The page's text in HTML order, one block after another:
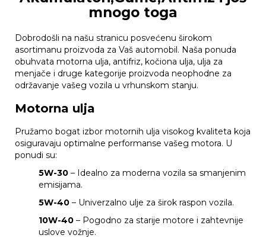
mnogo toga
Dobrodošli na našu stranicu posvećenu širokom
asortimanu proizvoda za Vaš automobil. Naša ponuda
obuhvata motorna ulja, antifriz, kočiona ulja, ulja za
menjače i druge kategorije proizvoda neophodne za
održavanje vašeg vozila u vrhunskom stanju.
Motorna ulja
Pružamo bogat izbor motornih ulja visokog kvaliteta koja
osiguravaju optimalne performanse vašeg motora. U
ponudi su:
5W-30 – Idealno za moderna vozila sa smanjenim
emisijama.
5W-40 – Univerzalno ulje za širok raspon vozila.
10W-40 – Pogodno za starije motore i zahtevnije
uslove vožnje.